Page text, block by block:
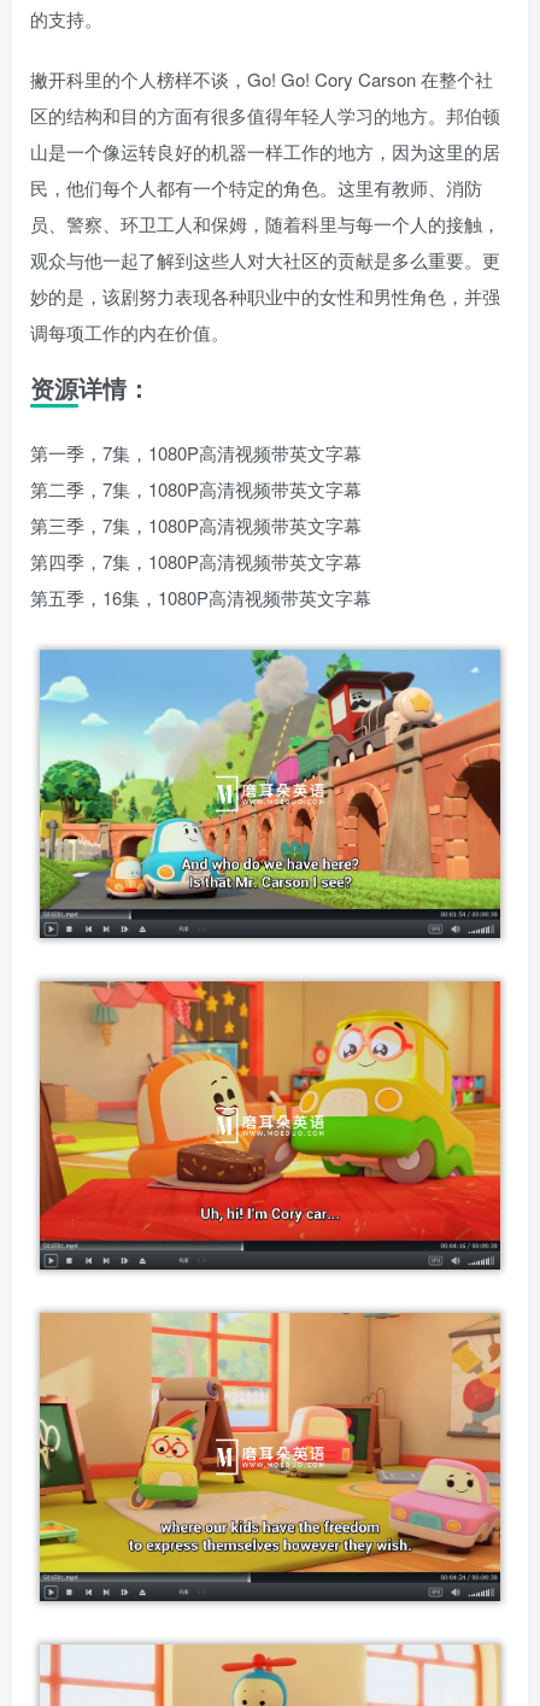
的支持。
撇开科里的个人榜样不谈，Go! Go! Cory Carson 在整个社
区的结构和目的方面有很多值得年轻人学习的地方。邦伯顿
山是一个像运转良好的机器一样工作的地方，因为这里的居
民，他们每个人都有一个特定的角色。这里有教师、消防
员、警察、环卫工人和保姆，随着科里与每一个人的接触，
观众与他一起了解到这些人对大社区的贡献是多么重要。更
妙的是，该剧努力表现各种职业中的女性和男性角色，并强
调每项工作的内在价值。
资源详情：
第一季，7集，1080P高清视频带英文字幕
第二季，7集，1080P高清视频带英文字幕
第三季，7集，1080P高清视频带英文字幕
第四季，7集，1080P高清视频带英文字幕
第五季，16集，1080P高清视频带英文字幕